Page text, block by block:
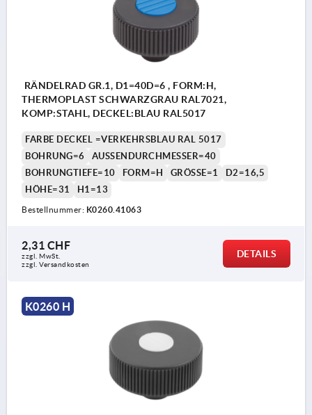
RÄNDELRAD GR.1, D1=40D=6 , FORM:H,
THERMOPLAST SCHWARZGRAU RAL7021,
KOMP:STAHL, DECKEL:BLAU RAL5017
FARBE DECKEL =VERKEHRSBLAU RAL 5017
BOHRUNG=6
AUSSENDURCHMESSER=40
BOHRUNGTIEFE=10
FORM=H GRÖSSE=1
D2=16,5
HÖHE=31
H1=13
Bestellnummer: K0260.41063
2,31 CHF
zzgl. MwSt.
zzgl. Versandkosten
DETAILS
K0260 H